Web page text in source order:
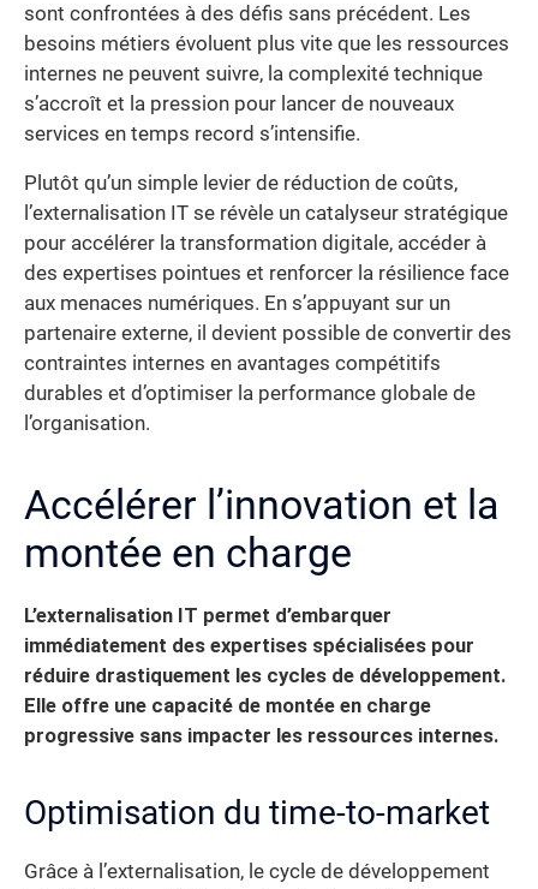
sont confrontées à des défis sans précédent. Les
besoins métiers évoluent plus vite que les ressources
internes ne peuvent suivre, la complexité technique
s’accroît et la pression pour lancer de nouveaux
services en temps record s’intensifie.
Plutôt qu’un simple levier de réduction de coûts,
l’externalisation IT se révèle un catalyseur stratégique
pour accélérer la transformation digitale, accéder à
des expertises pointues et renforcer la résilience face
aux menaces numériques. En s’appuyant sur un
partenaire externe, il devient possible de convertir des
contraintes internes en avantages compétitifs
durables et d’optimiser la performance globale de
l’organisation.
Accélérer l’innovation et la
montée en charge
L’externalisation IT permet d’embarquer
immédiatement des expertises spécialisées pour
réduire drastiquement les cycles de développement.
Elle offre une capacité de montée en charge
progressive sans impacter les ressources internes.
Optimisation du time-to-market
Grâce à l’externalisation, le cycle de développement